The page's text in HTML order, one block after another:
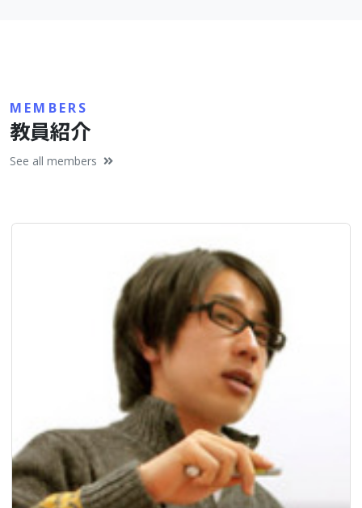
MEMBERS
教員紹介
See all members